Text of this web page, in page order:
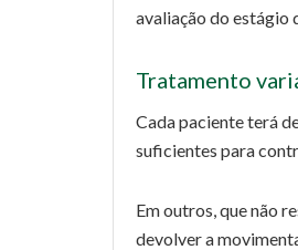
avaliação do estágio
Tratamento
Cada paciente terá
suficientes para
Em outros, que não
devolver a